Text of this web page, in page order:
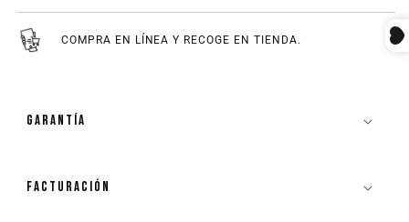
COMPRA EN LÍNEA Y RECOGE EN TIENDA.
GARANTÍA
FACTURACIÓN